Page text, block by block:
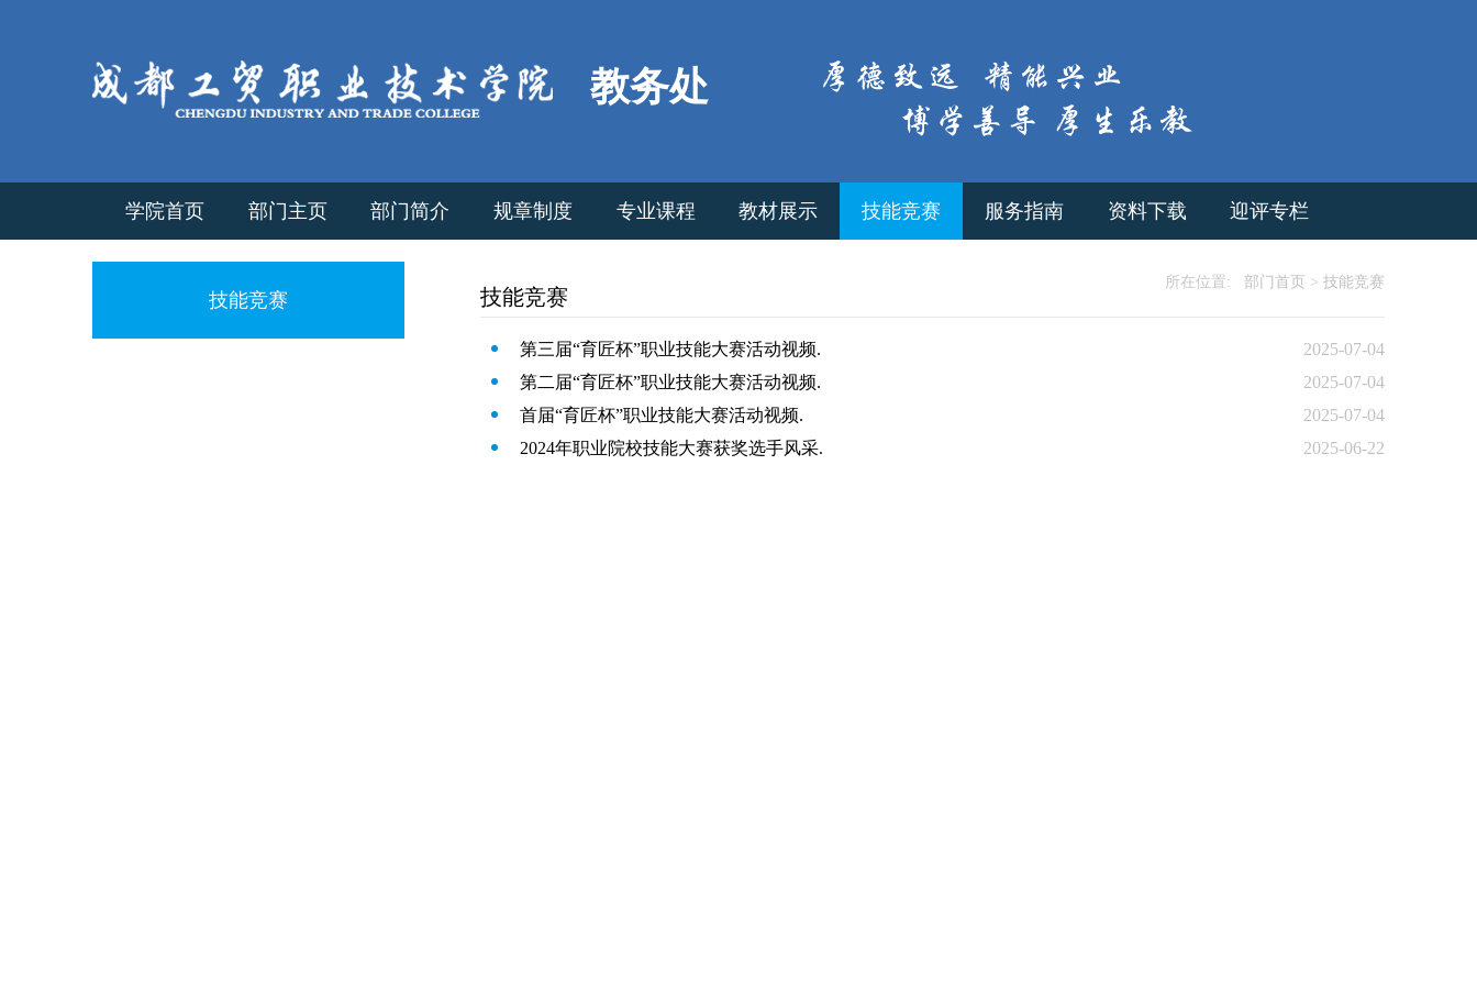
教务处
学院首页 部门主页 部门简介 规章制度 专业课程 教材展示 技能竞赛 服务指南 资料下载 迎评专栏
技能竞赛 技能竞赛
所在位置: 部门首页 > 技能竞赛
第三届“育匠杯”职业技能大赛活动视频.
2025-07-04
第二届“育匠杯”职业技能大赛活动视频.
2025-07-04
首届“育匠杯”职业技能大赛活动视频.
2025-07-04
2024年职业院校技能大赛获奖选手风采.
2025-06-22